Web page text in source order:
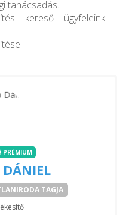
tanácsadás.
kereső ügyfeleink
PRÉMIUM
TAGJA